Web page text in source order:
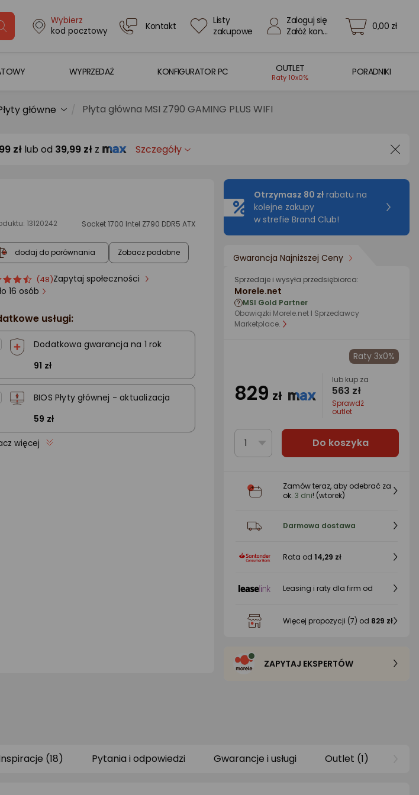
Wybierz
kod pocztowy
Kontakt
Listy
zakupowe
Zaloguj się
Załóż konto
0,00 zł
WYPRZEDAŻ KONFIGURATOR PC OUTLET
Raty 10x0%
PORADNIKI
główne Płyta główna MSI Z790 GAMING PLUS WIFI
zł lub od 39,99 zł z Szczegóły
13120242 Socket 1700 Intel Z790 DDR5 ATX
dodaj do porównania Zobacz podobne
ocena
produktu
gwiazdki
(48)Zapytaj społeczności
Kupiło 16 osób
usługi:
Dodatkowa gwarancja na 1 rok
91 zł
BIOS Płyty głównej - aktualizacja
59 zł
więcej
Otrzymasz 80 zł rabatu na
kolejne zakupy
w strefie Brand Club!
Gwarancja Najniższej Ceny
Sprzedaje i wysyła przedsiębiorca:
Morele.net
MSI Gold Partner
Obowiązki Morele.net I Sprzedawcy
Marketplace.
Raty 3x0%
829 zł
lub kup za
563 zł
Sprawdź
outlet
1 Do koszyka
Zamów teraz, aby odebrać za
ok. 3 dni! (wtorek)
Darmowa dostawa
Rata od 14,29 zł
Leasing i raty dla firm od
Więcej propozycji (7) od 829 zł
ZAPYTAJ EKSPERTÓW
(18) Pytania i odpowiedzi Gwarancje i usługi Outlet (1)